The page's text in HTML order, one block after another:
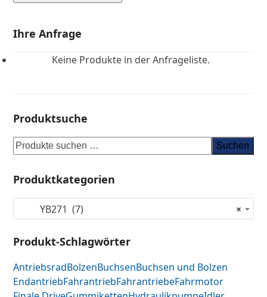
Ihre Anfrage
Keine Produkte in der Anfrageliste.
Produktsuche
Suchen
Produktkategorien
×
YB271 (7)
Produkt-Schlagwörter
AntriebsradBolzenBuchsenBuchsen und Bolzen
EndantriebFahrantriebFahrantriebeFahrmotor